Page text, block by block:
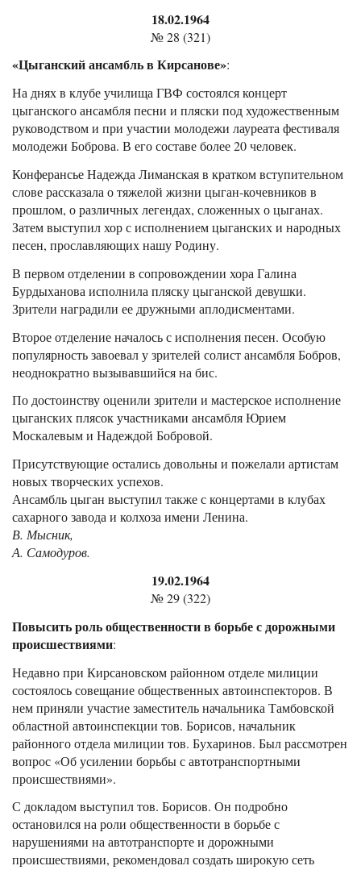
18.02.1964
№ 28 (321)
«Цыганский ансамбль в Кирсанове»:
На днях в клубе училища ГВФ состоялся концерт
цыганского ансамбля песни и пляски под художественным
руководством и при участии молодежи лауреата фестиваля
молодежи Боброва. В его составе более 20 человек.
Конферансье Надежда Лиманская в кратком вступительном
слове рассказала о тяжелой жизни цыган-кочевников в
прошлом, о различных легендах, сложенных о цыганах.
Затем выступил хор с исполнением цыганских и народных
песен, прославляющих нашу Родину.
В первом отделении в сопровождении хора Галина
Бурдыханова исполнила пляску цыганской девушки.
Зрители наградили ее дружными аплодисментами.
Второе отделение началось с исполнения песен. Особую
популярность завоевал у зрителей солист ансамбля Бобров,
неоднократно вызывавшийся на бис.
По достоинству оценили зрители и мастерское исполнение
цыганских плясок участниками ансамбля Юрием
Москалевым и Надеждой Бобровой.
Присутствующие остались довольны и пожелали артистам
новых творческих успехов.
Ансамбль цыган выступил также с концертами в клубах
сахарного завода и колхоза имени Ленина.
В. Мысник,
А. Самодуров.
19.02.1964
№ 29 (322)
Повысить роль общественности в борьбе с дорожными
происшествиями:
Недавно при Кирсановском районном отделе милиции
состоялось совещание общественных автоинспекторов. В
нем приняли участие заместитель начальника Тамбовской
областной автоинспекции тов. Борисов, начальник
районного отдела милиции тов. Бухаринов. Был рассмотрен
вопрос «Об усилении борьбы с автотранспортными
происшествиями».
С докладом выступил тов. Борисов. Он подробно
остановился на роли общественности в борьбе с
нарушениями на автотранспорте и дорожными
происшествиями, рекомендовал создать широкую сеть